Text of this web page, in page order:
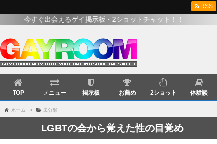
今すぐ出会えるゲイ掲示板・2ショットチャット！！
TOP メニュー 掲示板 お薦め 2ショット 体験談
RSS
ホーム > 未分類
LGBTの会から覚えた性の目覚め